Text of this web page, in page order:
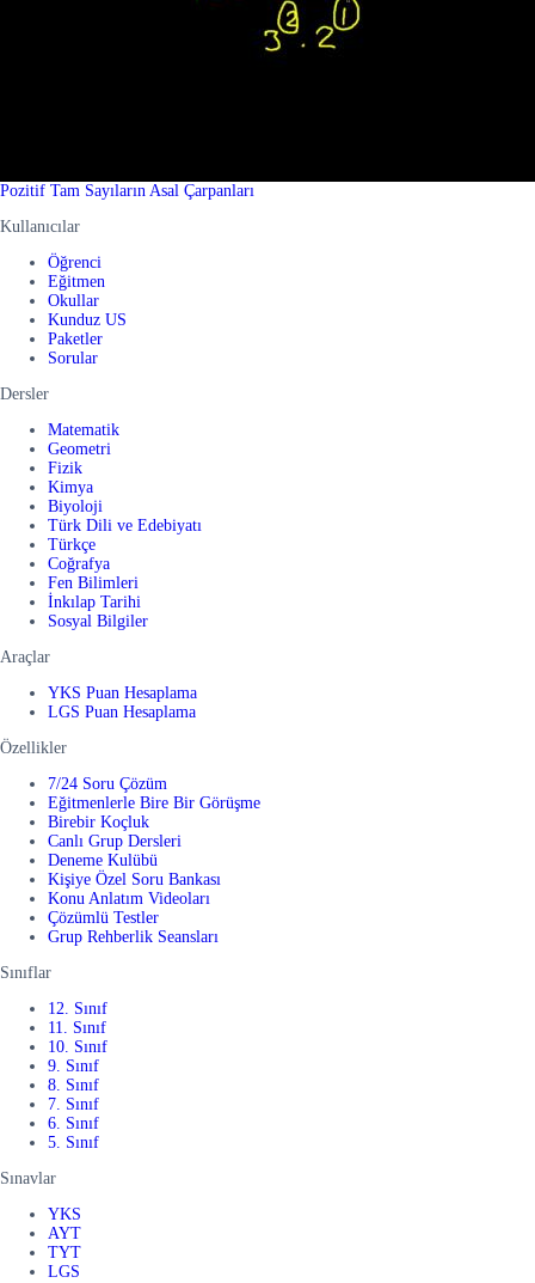
Pozitif Tam Sayıların Asal Çarpanları
Kullanıcılar
Öğrenci
Eğitmen
Okullar
Kunduz US
Paketler
Sorular
Dersler
Matematik
Geometri
Fizik
Kimya
Biyoloji
Türk Dili ve Edebiyatı
Türkçe
Coğrafya
Fen Bilimleri
İnkılap Tarihi
Sosyal Bilgiler
Araçlar
YKS Puan Hesaplama
LGS Puan Hesaplama
Özellikler
7/24 Soru Çözüm
Eğitmenlerle Bire Bir Görüşme
Birebir Koçluk
Canlı Grup Dersleri
Deneme Kulübü
Kişiye Özel Soru Bankası
Konu Anlatım Videoları
Çözümlü Testler
Grup Rehberlik Seansları
Sınıflar
12. Sınıf
11. Sınıf
10. Sınıf
9. Sınıf
8. Sınıf
7. Sınıf
6. Sınıf
5. Sınıf
Sınavlar
YKS
AYT
TYT
LGS